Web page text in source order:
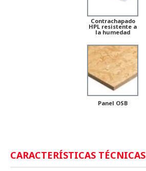
Contrachapado
HPL resistente a
la humedad
Panel OSB
CARACTERÍSTICAS TÉCNICAS